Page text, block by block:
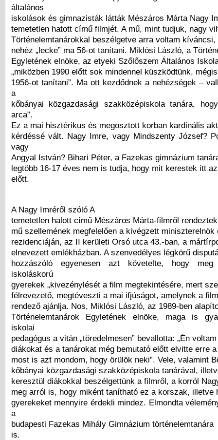
általános
iskolások és gimnazisták látták Mészáros Márta Nagy
temetetlen hatott című filmjét. A mű, mint tudjuk, nagy
Történelemtanárokkal beszélgetve arra voltam kíváncsi,
nehéz „lecke” ma 56-ot tanítani. Miklósi László, a
Egyletének elnöke, az etyeki Szőlőszem Általános
„miközben 1990 előtt sok mindennel küszködtünk,
1956-ot tanítani”. Ma ott kezdődnek a nehézségek –
a
kőbányai közgazdasági szakközépiskola tanára,
arca”.
Ez a mai hisztérikus és megosztott korban kardinális
kérdéssé vált. Nagy Imre, vagy Mindszenty József?
vagy
Angyal István? Bihari Péter, a Fazekas gimnázium
legtöbb 16-17 éves nem is tudja, hogy mit kerestek itt
előtt.
A Nagy Imréről szóló A
temetetlen halott című Mészáros Márta-filmről
mű szellemének megfelelően a kivégzett miniszterelnök
rezidenciáján, az II kerületi Orsó utca 43.-ban, a
elnevezett emlékházban. A szenvedélyes légkörű
hozzászóló egyenesen azt követelte, hogy
iskoláskorú
gyerekek „kivezénylését a film megtekintésére, mert
félrevezető, megtéveszti a mai ifjúságot, amelynek a
rendező ajánlja. Nos, Miklósi László, az 1989-ben
Történelemtanárok Egyletének elnöke, maga is
iskolai
pedagógus a vitán „töredelmesen” bevallotta: „Én
diákokat és a tanárokat még bemutató előtt elvitte erre
most is azt mondom, hogy örülök neki”. Vele, valamint
kőbányai közgazdasági szakközépiskola tanárával,
keresztül diákokkal beszélgettünk a filmről, a korról
meg arról is, hogy miként tanítható ez a korszak, illetve
gyerekeket mennyire érdekli mindez. Elmondta
a
budapesti Fazekas Mihály Gimnázium történelemtanára
is.